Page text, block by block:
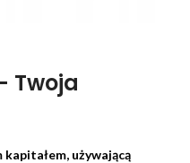
Twoja
używającą